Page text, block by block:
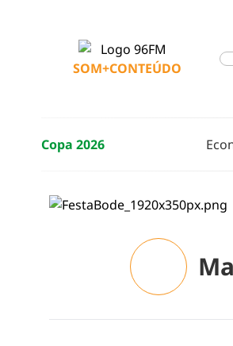
SOM+CONTEÚDO
Copa 2026